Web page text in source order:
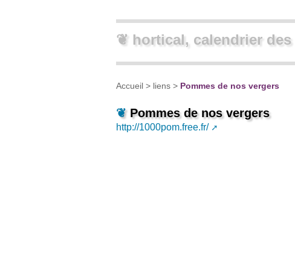
❦ hortical, calendrier
Accueil > liens > Pommes de nos vergers
❦ Pommes de nos vergers
http://1000pom.free.fr/